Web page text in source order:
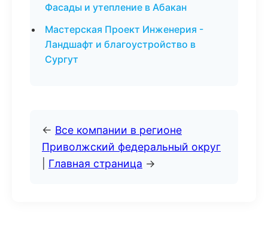
Фасады и утепление в Абакан
Мастерская Проект Инженерия -
Ландшафт и благоустройство в
Сургут
← Все компании в регионе
Приволжский федеральный округ
Главная страница →